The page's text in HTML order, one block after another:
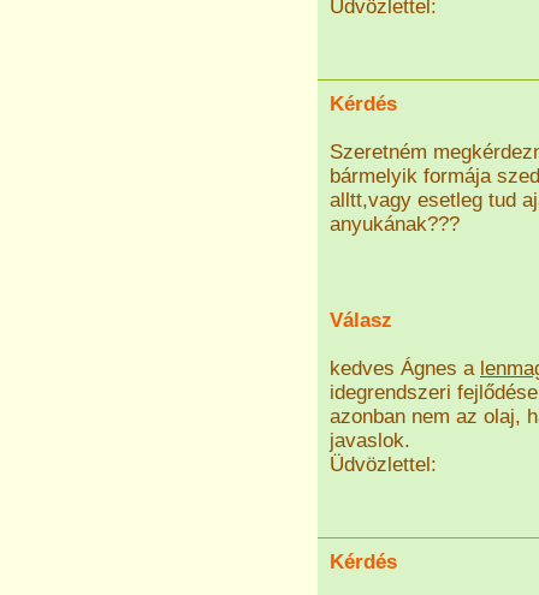
Üdvözlettel:
Kérdés
Szeretném
bármelyik formája
alltt,vagy esetleg tud
anyukának???
Válasz
kedves Ágnes a
idegrendszeri
azonban nem az olaj,
javaslok.
Üdvözlettel:
Kérdés